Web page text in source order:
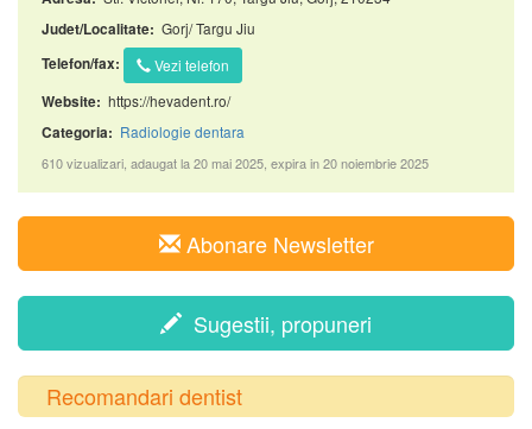
Judet/Localitate: Gorj/ Targu Jiu
Telefon/fax:
Vezi telefon
Website: https://hevadent.ro/
Categoria: Radiologie dentara
610 vizualizari, adaugat la 20 mai 2025, expira in 20 noiembrie 2025
Abonare Newsletter
Sugestii, propuneri
Recomandari dentist